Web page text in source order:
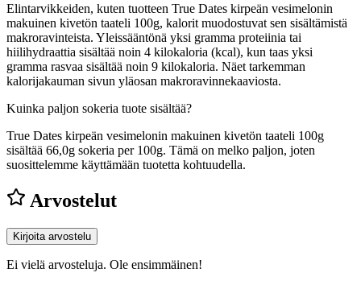
Elintarvikkeiden, kuten tuotteen True Dates kirpeän vesimelonin
makuinen kivetön taateli 100g, kalorit muodostuvat sen sisältämistä
makroravinteista. Yleissääntönä yksi gramma proteiinia tai
hiilihydraattia sisältää noin 4 kilokaloria (kcal), kun taas yksi
gramma rasvaa sisältää noin 9 kilokaloria. Näet tarkemman
kalorijakauman sivun yläosan makroravinnekaaviosta.
Kuinka paljon sokeria tuote sisältää?
True Dates kirpeän vesimelonin makuinen kivetön taateli 100g
sisältää 66,0g sokeria per 100g. Tämä on melko paljon, joten
suosittelemme käyttämään tuotetta kohtuudella.
Arvostelut
Kirjoita arvostelu
Ei vielä arvosteluja. Ole ensimmäinen!